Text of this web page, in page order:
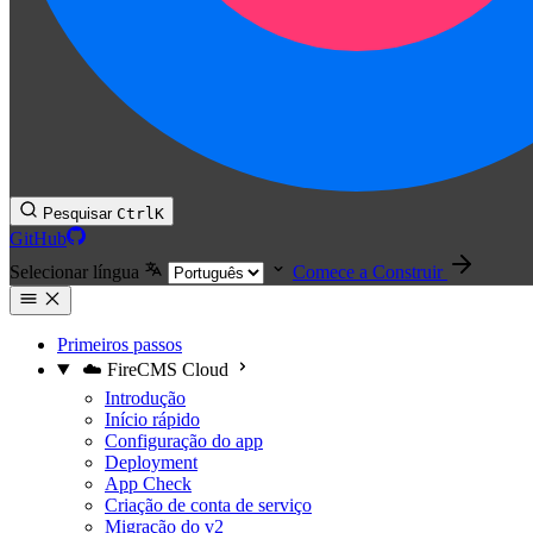
Pesquisar CtrlK
GitHub
Selecionar língua
Comece a Construir
Primeiros passos
☁️ FireCMS Cloud
Introdução
Início rápido
Configuração do app
Deployment
App Check
Criação de conta de serviço
Migração do v2